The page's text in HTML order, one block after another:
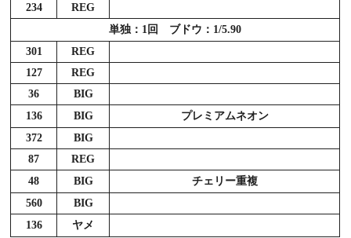
234
REG
単独：1回 ブドウ：1/5.90
301
REG
127
REG
36
BIG
136
BIG
プレミアムネオン
372
BIG
87
REG
48
BIG
チェリー重複
560
BIG
136
ヤメ